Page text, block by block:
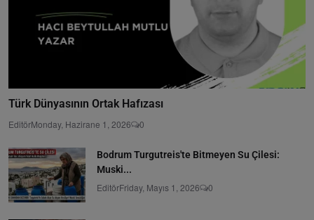
Türk Dünyasının Ortak Hafızası
EditörMonday, Hazirane 1, 2026 0
Bodrum Turgutreis'te Bitmeyen Su Çilesi:
Muski...
EditörFriday, Mayıs 1, 2026 0